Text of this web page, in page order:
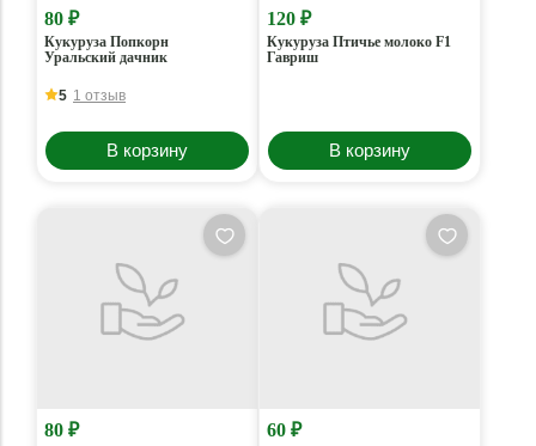
80 ₽
Кукуруза Попкорн
Уральский дачник
5 1 отзыв
В корзину
120 ₽
Кукуруза Птичье молоко F1
Гавриш
В корзину
80 ₽ 60 ₽